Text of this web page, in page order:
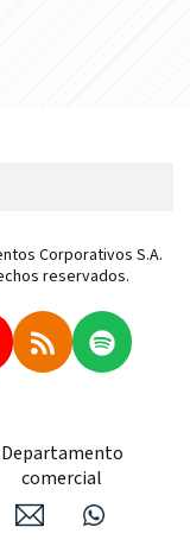
Corporativos S.A.
reservados.
Departamento
comercial